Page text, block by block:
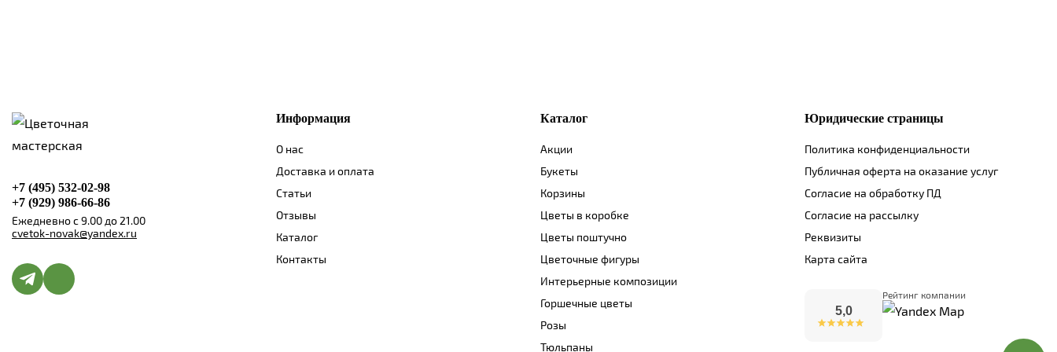
+7 (495) 532-02-98
+7 (929) 986-66-86
Ежедневно с 9.00 до 21.00
cvetok-novak@yandex.ru
Информация
О нас
Доставка и оплата
Статьи
Отзывы
Каталог
Контакты
Каталог
Акции
Букеты
Корзины
Цветы в коробке
Цветы поштучно
Цветочные фигуры
Интерьерные композиции
Горшечные цветы
Розы
Тюльпаны
Юридические страницы
Политика конфиденциальности
Публичная оферта на оказание услуг
Согласие на обработку ПД
Согласие на рассылку
Реквизиты
Карта сайта
5,0
Рейтинг компании